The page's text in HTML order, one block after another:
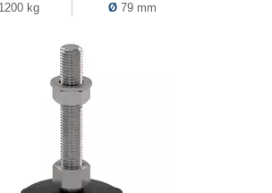
1200 kg Ø 79 mm